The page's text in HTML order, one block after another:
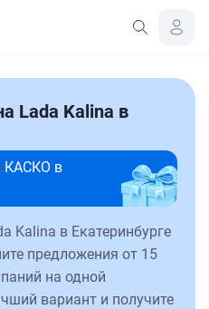
Lada Kalina в
КАСКО в
Kalina в Екатеринбурге
предложения от 15
на одной
вариант и получите